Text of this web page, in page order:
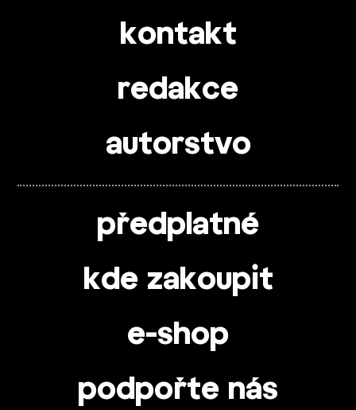
kontakt
redakce
autorstvo
předplatné
kde zakoupit
e-shop
podpořte nás